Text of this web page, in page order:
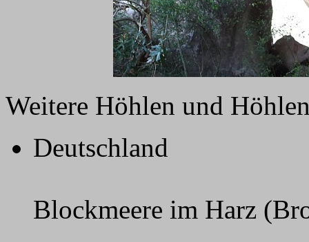
Weitere Höhlen und
Deutschland
Blockmeere im Harz